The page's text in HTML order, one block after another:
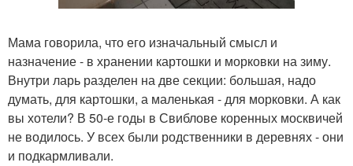
Мама говорила, что его изначальный смысл и
назначение - в хранении картошки и морковки на зиму.
Внутри ларь разделен на две секции: большая, надо
думать, для картошки, а маленькая - для морковки. А как
вы хотели? В 50-е годы в Свиблове коренных москвичей
не водилось. У всех были родственники в деревнях - они
и подкармливали.